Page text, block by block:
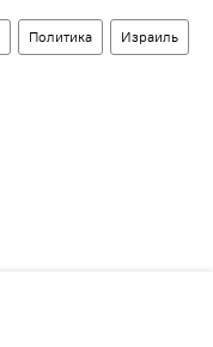
Политика Израиль